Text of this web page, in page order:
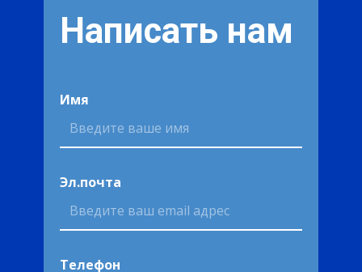
Написать нам
Имя
Эл.почта
Телефон